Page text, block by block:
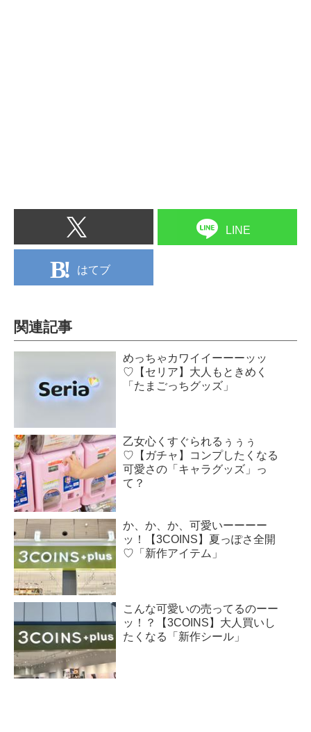
LINE
はてブ
関連記事
めっちゃカワイイーーーッッ
♡【セリア】大人もときめく
「たまごっちグッズ」
乙女心くすぐられるぅぅぅ
♡【ガチャ】コンプしたくなる
可愛さの「キャラグッズ」っ
て？
か、か、か、可愛いーーーー
ッ！【3COINS】夏っぽさ全開
♡「新作アイテム」
こんな可愛いの売ってるのーー
ッ！？【3COINS】大人買いし
たくなる「新作シール」